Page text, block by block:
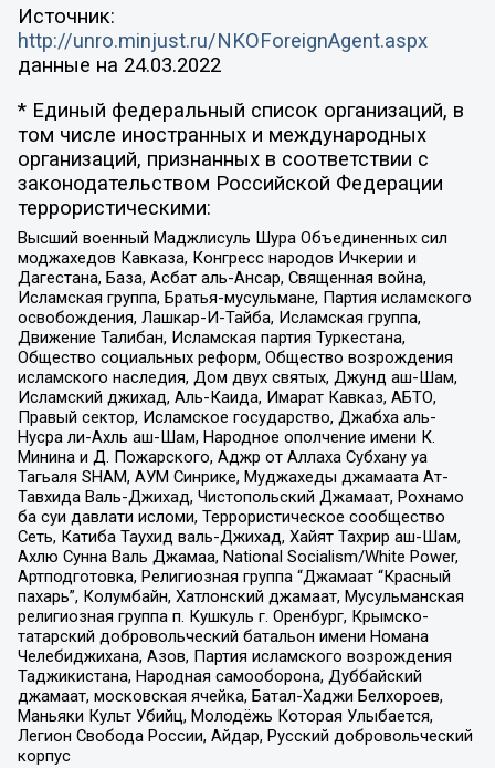
Источник:
http://unro.minjust.ru/NKOForeignAgent.aspx
данные на 24.03.2022
* Единый федеральный список организаций, в
том числе иностранных и международных
организаций, признанных в соответствии с
законодательством Российской Федерации
террористическими:
Высший военный Маджлисуль Шура Объединенных сил
моджахедов Кавказа, Конгресс народов Ичкерии и
Дагестана, База, Асбат аль-Ансар, Священная война,
Исламская группа, Братья-мусульмане, Партия исламского
освобождения, Лашкар-И-Тайба, Исламская группа,
Движение Талибан, Исламская партия Туркестана,
Общество социальных реформ, Общество возрождения
исламского наследия, Дом двух святых, Джунд аш-Шам,
Исламский джихад, Аль-Каида, Имарат Кавказ, АБТО,
Правый сектор, Исламское государство, Джабха аль-
Нусра ли-Ахль аш-Шам, Народное ополчение имени К.
Минина и Д. Пожарского, Аджр от Аллаха Субхану уа
Тагьаля SHAM, АУМ Синрике, Муджахеды джамаата Ат-
Тавхида Валь-Джихад, Чистопольский Джамаат, Рохнамо
ба суи давлати исломи, Террористическое сообщество
Сеть, Катиба Таухид валь-Джихад, Хайят Тахрир аш-Шам,
Ахлю Сунна Валь Джамаа, National Socialism/White Power,
Артподготовка, Религиозная группа “Джамаат “Красный
пахарь”, Колумбайн, Хатлонский джамаат, Мусульманская
религиозная группа п. Кушкуль г. Оренбург, Крымско-
татарский добровольческий батальон имени Номана
Челебиджихана, Азов, Партия исламского возрождения
Таджикистана, Народная самооборона, Дуббайский
джамаат, московская ячейка, Батал-Хаджи Белхороев,
Маньяки Культ Убийц, Молодёжь Которая Улыбается,
Легион Свобода России, Айдар, Русский добровольческий
корпус